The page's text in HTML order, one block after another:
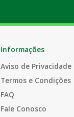
Informações
Aviso de Privacidade
Termos e Condições
FAQ
Fale Conosco